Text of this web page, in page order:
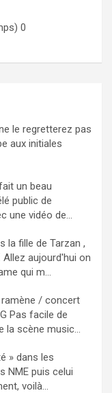
0
le regretterez pas
aux initiales
un beau
public de
une vidéo de...
la fille de Tarzan ,
Allez aujourd'hui on
qui m...
ramène / concert
Pas facile de
la scène music...
» dans les
NME puis celui
voilà...